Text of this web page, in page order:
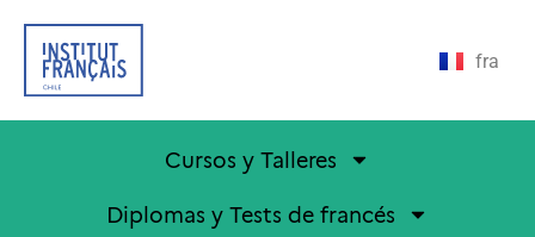
fra
Cursos y Talleres
Diplomas y Tests de francés